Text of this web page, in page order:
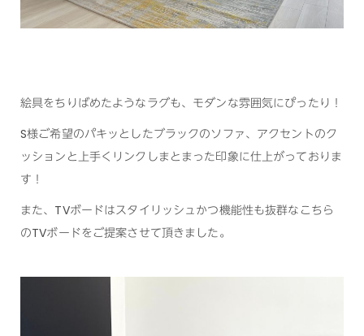
絵具をちりばめたようなラグも、モダンな雰囲気にぴったり！
S様ご希望のパキッとしたブラックのソファ、アクセントのク
ッションと上手くリンクしまとまった印象に仕上がっておりま
す！
また、TVボードはスタイリッシュかつ機能性も抜群なこちら
のTVボードをご提案させて頂きました。